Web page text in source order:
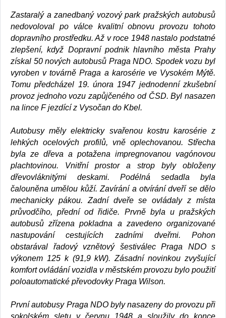
Zastaralý a zanedbaný vozový park pražských autobusů
nedovoloval po válce kvalitní obnovu provozu tohoto
dopravního prostředku. Až v roce 1948 nastalo podstatné
zlepšení, když Dopravní podnik hlavního města Prahy
získal 50 nových autobusů Praga NDO. Spodek vozu byl
vyroben v továrně Praga a karosérie ve Vysokém Mýtě.
Tomu předcházel 19. února 1947 jednodenní zkušební
provoz jednoho vozu zapůjčeného od ČSD. Byl nasazen
na lince F jezdící z Vysočan do Kbel.
Autobusy měly elektricky svařenou kostru karosérie z
lehkých ocelových profilů, vně oplechovanou. Střecha
byla ze dřeva a potažena impregnovanou vagónovou
plachtovinou. Vnitřní prostor a strop byly obloženy
dřevovláknitými deskami. Podélná sedadla byla
čalouněna umělou kůží. Zavírání a otvírání dveří se dělo
mechanicky pákou. Zadní dveře se ovládaly z místa
průvodčího, přední od řidiče. Prvně byla u pražských
autobusů zřízena pokladna a zavedeno organizované
nastupování cestujících zadními dveřmi. Pohon
obstarával řadový vznětový šestiválec Praga NDO s
výkonem 125 k (91,9 kW). Zásadní novinkou zvyšující
komfort ovládání vozidla v městském provozu bylo použití
poloautomatické převodovky Praga Wilson.
První autobusy Praga NDO byly nasazeny do provozu při